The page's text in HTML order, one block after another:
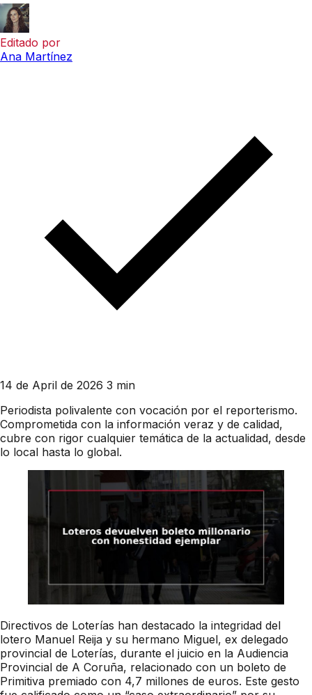
Editado por
Ana Martínez
14 de April de 2026 3 min
Periodista polivalente con vocación por el reporterismo.
Comprometida con la información veraz y de calidad,
cubre con rigor cualquier temática de la actualidad, desde
lo local hasta lo global.
Directivos de Loterías han destacado la integridad del
lotero Manuel Reija y su hermano Miguel, ex delegado
provincial de Loterías, durante el juicio en la Audiencia
Provincial de A Coruña, relacionado con un boleto de
Primitiva premiado con 4,7 millones de euros. Este gesto